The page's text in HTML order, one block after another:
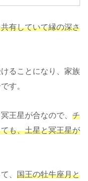
有していて縁の深さ
ることになり、家族
す。
王星が合なので、 チ
も、土星と冥王星が
、 国王の牡牛座月と